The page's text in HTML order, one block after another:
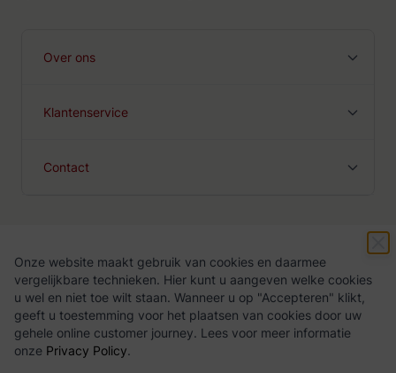
Onze website maakt gebruik van cookies en daarmee
vergelijkbare technieken. Hier kunt u aangeven welke cookies
u wel en niet toe wilt staan. Wanneer u op "Accepteren" klikt,
geeft u toestemming voor het plaatsen van cookies door uw
gehele online customer journey. Lees voor meer informatie
onze Privacy Policy.
Over ons
Klantenservice
Contact
Algemene voorwaarden Privacy Policy